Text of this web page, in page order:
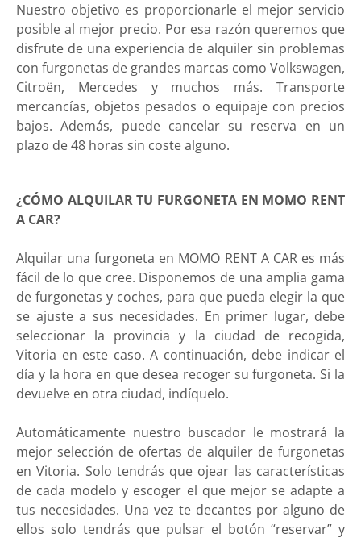
Nuestro objetivo es proporcionarle el mejor servicio
posible al mejor precio. Por esa razón queremos que
disfrute de una experiencia de alquiler sin problemas
con furgonetas de grandes marcas como Volkswagen,
Citroën, Mercedes y muchos más. Transporte
mercancías, objetos pesados ​​o equipaje con precios
bajos. Además, puede cancelar su reserva en un
plazo de 48 horas sin coste alguno.
¿CÓMO ALQUILAR TU FURGONETA EN MOMO RENT
A CAR?
Alquilar una furgoneta en MOMO RENT A CAR es más
fácil de lo que cree. Disponemos de una amplia gama
de furgonetas y coches, para que pueda elegir la que
se ajuste a sus necesidades. En primer lugar, debe
seleccionar la provincia y la ciudad de recogida,
Vitoria en este caso. A continuación, debe indicar el
día y la hora en que desea recoger su furgoneta. Si la
devuelve en otra ciudad, indíquelo.
Automáticamente nuestro buscador le mostrará la
mejor selección de ofertas de alquiler de furgonetas
en Vitoria. Solo tendrás que ojear las características
de cada modelo y escoger el que mejor se adapte a
tus necesidades. Una vez te decantes por alguno de
ellos solo tendrás que pulsar el botón “reservar” y